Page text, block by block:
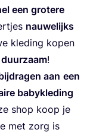
een gro­te­re
nau­we­lijks
kle­ding kopen
!
aan een
baby­kle­ding
shop koop je
met zorg is